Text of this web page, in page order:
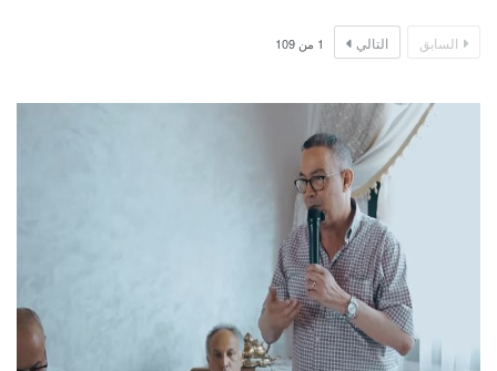
السابق التالي 1 من 109